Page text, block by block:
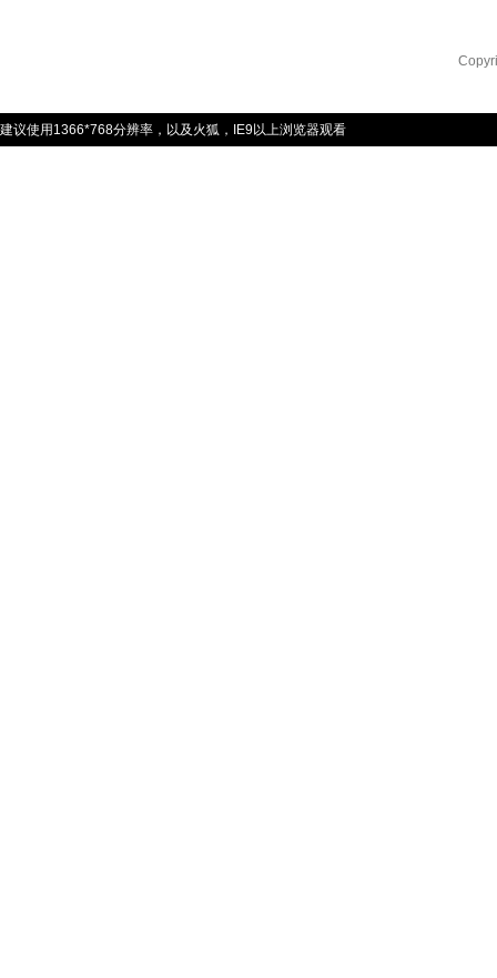
建议使用1366*768分辨率，以及火狐，IE9以上浏览器观看